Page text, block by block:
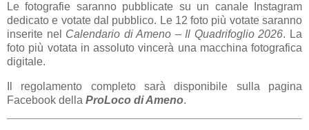
Le fotografie saranno pubblicate su un canale Instagram
dedicato e votate dal pubblico. Le 12 foto più votate saranno
inserite nel Calendario di Ameno – Il Quadrifoglio 2026. La
foto più votata in assoluto vincerà una macchina fotografica
digitale.
Il regolamento completo sarà disponibile sulla pagina
Facebook della ProLoco di Ameno.